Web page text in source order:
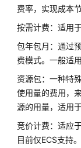
云
采
框
架
简
介
定
战
费率，实现成本节
按需计费：适用
包年包月：通过
费模式。一般适
资源包：一种特
使用量的费用，
源的用量，适用
竞价计费：适应
目前仅ECS支持。